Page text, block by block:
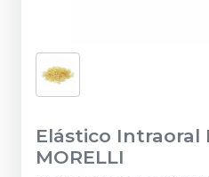
Elástico Intraoral
MORELLI